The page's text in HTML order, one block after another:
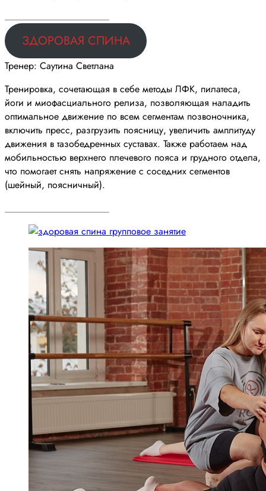
ЗДОРОВАЯ СПИНА
Тренер: Саутина Светлана
Тренировка, сочетающая в себе методы ЛФК, пилатеса,
йоги и миофасциального релиза, позволяющая наладить
оптимальное движение по всем сегментам позвоночника,
включить пресс, разгрузить поясницу, увеличить амплитуду
движения в тазобедренных суставах. Также работаем над
мобильностью верхнего плечевого пояса и грудного отдела,
что помогает снять напряжение с соседних сегментов
(шейный, поясничный).